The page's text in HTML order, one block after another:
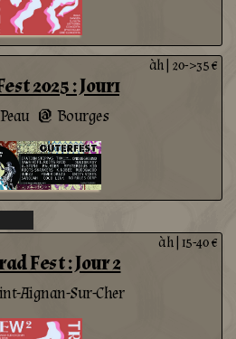
2025 : Jour1
@ Bourges
àh| 20->35 €
Fest : Jour 2
Aignan-Sur-Cher
àh| 15-40 €